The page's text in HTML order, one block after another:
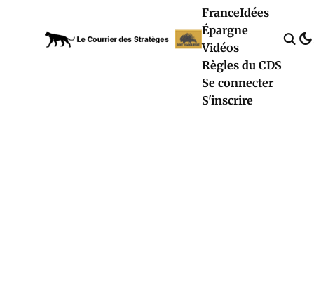
FranceIdées
Épargne
Vidéos
Règles du CDS
Se connecter
S'inscrire